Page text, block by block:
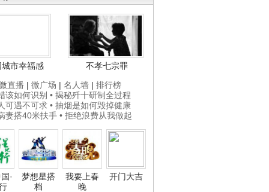
城市幸福感
不孝七宗罪
直播 | 微广场 | 名人墙 | 排行榜
该如何识别 • 揭秘歼十研制全过程
可遇不可求 • 抽烟是如何毁掉健康
妻搭40米扶手 • 拒绝浪费从我做起
·
梦想星搭
档
我要上春
晚
开门大吉